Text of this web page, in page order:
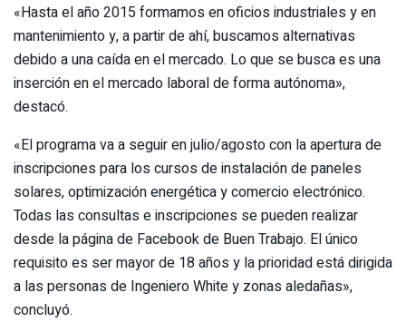
«Hasta el año 2015 formamos en oficios industriales y en
mantenimiento y, a partir de ahí, buscamos alternativas
debido a una caída en el mercado. Lo que se busca es una
inserción en el mercado laboral de forma autónoma»,
destacó.
«El programa va a seguir en julio/agosto con la apertura de
inscripciones para los cursos de instalación de paneles
solares, optimización energética y comercio electrónico.
Todas las consultas e inscripciones se pueden realizar
desde la página de Facebook de Buen Trabajo. El único
requisito es ser mayor de 18 años y la prioridad está dirigida
a las personas de Ingeniero White y zonas aledañas»,
concluyó.